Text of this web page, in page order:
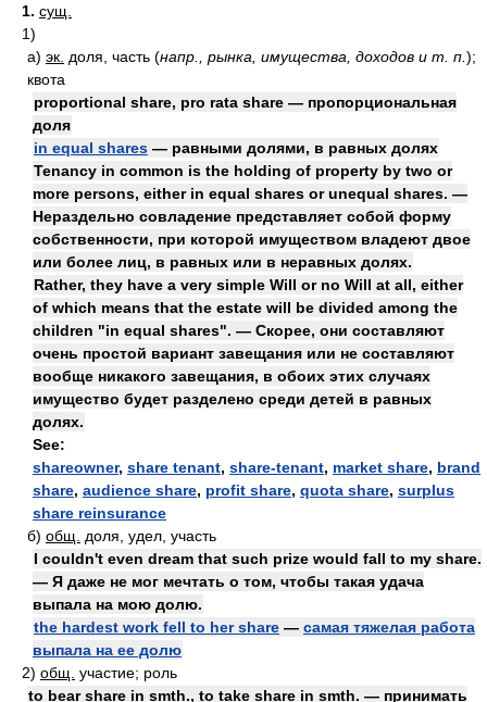
1. сущ.
1)
а) эк. доля, часть (напр., рынка, имущества, доходов и т. п. );
квота
proportional share, pro rata share — пропорциональная
доля
in equal shares — равными долями, в равных долях
Tenancy in common is the holding of property by two or
more persons, either in equal shares or unequal shares. —
Нераздельно совладение представляет собой форму
собственности, при которой имуществом владеют двое
или более лиц, в равных или в неравных долях.
Rather, they have a very simple Will or no Will at all, either
of which means that the estate will be divided among the
children "in equal shares". — Скорее, они составляют
очень простой вариант завещания или не составляют
вообще никакого завещания, в обоих этих случаях
имущество будет разделено среди детей в равных
долях.
See:
shareowner, share tenant, share-tenant, market share, brand
share, audience share, profit share, quota share, surplus
share reinsurance
б) общ.
доля, удел, участь
I couldn't even dream that such prize would fall to my share.
— Я даже не мог мечтать о том, чтобы такая удача
выпала на мою долю.
the hardest work fell to her share — самая тяжелая работа
выпала на ее долю
2) общ. участие; роль
to bear share in smth., to take share in smth. — принимать